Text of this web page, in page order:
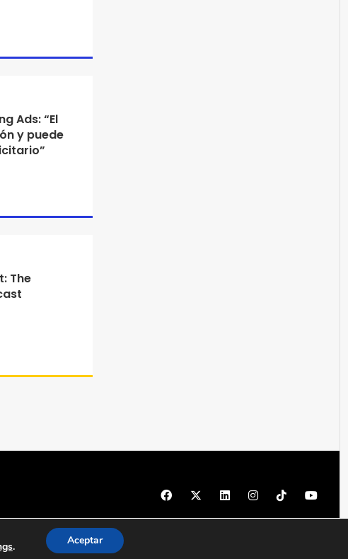
Ads: “El
y puede
The
© 1997 - 2026 PRODU - Todos los derechos reservados
. Aceptar